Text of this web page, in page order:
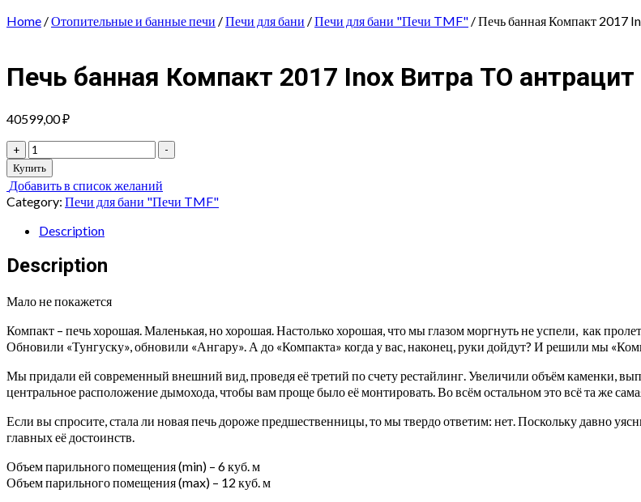
Home /Отопительные и банные печи /Печи для бани /Печи для бани "Печи TMF" / Печь банная Компакт 2017
Печь банная Компакт 2017 Inox Витра ТО антрацит
40599,00₽
+
Печь
банная
Компакт
2017
Inox
Витра
антрацит
quantity
-
Купить
Добавить в список желаний
Category: Печи для бани "Печи TMF"
Description
Description
Мало не покажется
Компакт – печь хорошая. Маленькая, но хорошая. Настолько хорошая, что мы глазом моргнуть не успели, как
Обновили «Тунгуску», обновили «Ангару». А до «Компакта» когда у вас, наконец, руки дойдут? И решили мы
Мы придали ей современный внешний вид, проведя её третий по счету рестайлинг. Увеличили объём каменки,
центральное расположение дымохода, чтобы вам проще было её монтировать. Во всём остальном это всё та же
Если вы спросите, стала ли новая печь дороже предшественницы, то мы твердо ответим: нет. Поскольку давно
главных её достоинств.
Объем парильного помещения (min) – 6 куб. м
Объем парильного помещения (max) – 12 куб. м